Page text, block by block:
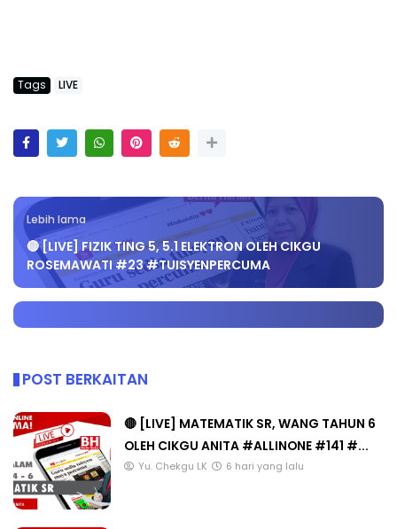
Tags LIVE
Lebih lama
🔴 [LIVE] FIZIK TING 5, 5.1 ELEKTRON OLEH CIKGU
ROSEMAWATI #23 #TUISYENPERCUMA
POST BERKAITAN
🔴 [LIVE] MATEMATIK SR, WANG TAHUN 6
OLEH CIKGU ANITA #ALLINONE #141 #...
Yu. Chekgu LK 6 hari yang lalu